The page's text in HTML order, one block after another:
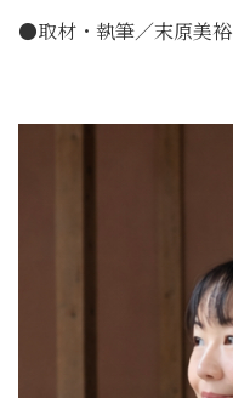
●取材・執筆／末原美裕